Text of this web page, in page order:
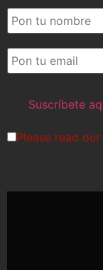
Please read our